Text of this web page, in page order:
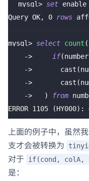
mysql> set
Query OK, 0 rows
mysql> select count (
-> if(number
->
       cast
(
->
       cast
(
-> ) from
ERROR 1105 (HY000) :
上面的例子中，虽然
支才会被转换为
对于 if(cond, colA,
是：